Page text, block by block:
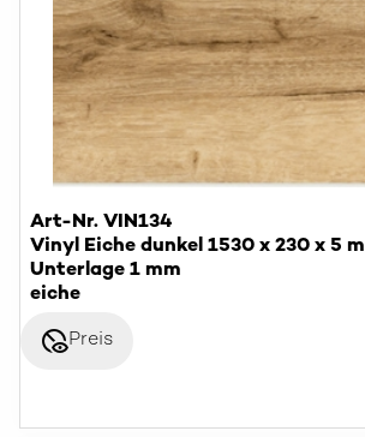
Art-Nr. VIN134
Vinyl Eiche dunkel 1530 x 230 x 5
Unterlage 1 mm
eiche
disabled_visiblePreis